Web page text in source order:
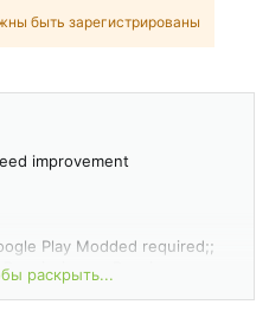
быть зарегистрированы
improvement
Play Modded required;;
+ Receivers +
раскрыть...